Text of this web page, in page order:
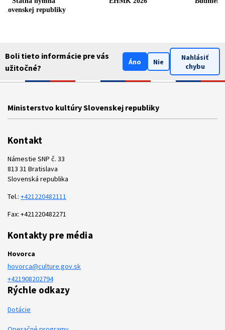
Slovenskej republiky
Boli tieto informácie pre vás
užitočné?
Áno Nie
Nahlásiť
chybu
Ministerstvo kultúry Slovenskej republiky
Kontakt
Námestie SNP č. 33
813 31 Bratislava
Slovenská republika
Tel.: +421220482111
Fax: +421220482271
Kontakty pre média
Hovorca
hovorca@culture.gov.sk
+421908202794
Rýchle odkazy
Dotácie